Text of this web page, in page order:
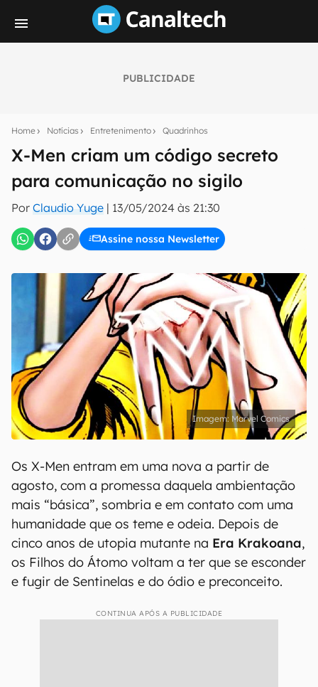
PUBLICIDADE
Home Notícias Entretenimento Quadrinhos
X-Men criam um código secreto
para comunicação no sigilo
Por Claudio Yuge | 13/05/2024 às 21:30
Assine nossa Newsletter
notícias e reviews sobre tecnologia em primeira
mão.
E-mail
inscreva-se
Confirmo que li, aceito e concordo com os Termos de
Uso e Política de Privacidade do Canaltech.
Marvel Comics
Os X-Men entram em uma nova a partir de
agosto, com a promessa daquela ambientação
mais “básica”, sombria e em contato com uma
humanidade que os teme e odeia. Depois de
cinco anos de utopia mutante na Era Krakoana,
os Filhos do Átomo voltam a ter que se esconder
e fugir de Sentinelas e do ódio e preconceito.
CONTINUA APÓS A PUBLICIDADE